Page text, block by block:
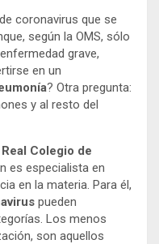
coronavirus que se
según la OMS, sólo
grave,
en un
? Otra pregunta:
y al resto del
Real Colegio de
es especialista en
en la materia. Para él,
pueden
Los menos
son aquellos